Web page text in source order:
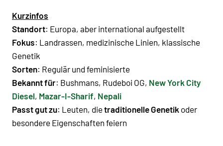
Kurzinfos
Standort: Europa, aber international aufgestellt
Fokus: Landrassen, medizinische Linien, klassische
Genetik
Sorten: Regulär und feminisierte
Bekannt für: Bushmans, Rudeboi OG, New York City
Diesel, Mazar-I-Sharif, Nepali
Passt gut zu: Leuten, dietraditionelle Genetik oder
besondere Eigenschaften feiern